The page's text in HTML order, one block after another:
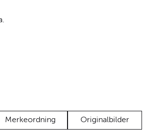
Merkeordning Originalbilder